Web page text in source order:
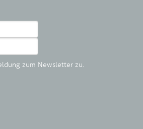
zum Newsletter zu.